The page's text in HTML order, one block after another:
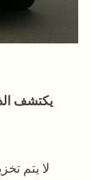
يكتشف
لا يتم